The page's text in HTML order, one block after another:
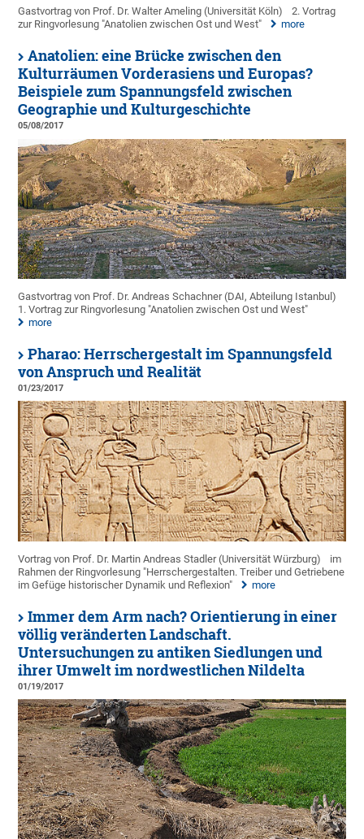
Gastvortrag von Prof. Dr. Walter Ameling (Universität Köln)
2. Vortrag
zur Ringvorlesung "Anatolien zwischen Ost und West"
more
Anatolien: eine Brücke zwischen den
Kulturräumen Vorderasiens und Europas?
Beispiele zum Spannungsfeld zwischen
Geographie und Kulturgeschichte
05/08/2017
Gastvortrag von Prof. Dr. Andreas Schachner (DAI, Abteilung Istanbul)
1. Vortrag zur Ringvorlesung "Anatolien zwischen Ost und West"
more
Pharao: Herrschergestalt im Spannungsfeld
von Anspruch und Realität
01/23/2017
Vortrag von Prof. Dr. Martin Andreas Stadler (Universität Würzburg)
im
Rahmen der Ringvorlesung "Herrschergestalten. Treiber und Getriebene
im Gefüge historischer Dynamik und Reflexion"
more
Immer dem Arm nach? Orientierung in einer
völlig veränderten Landschaft.
Untersuchungen zu antiken Siedlungen und
ihrer Umwelt im nordwestlichen Nildelta
01/19/2017